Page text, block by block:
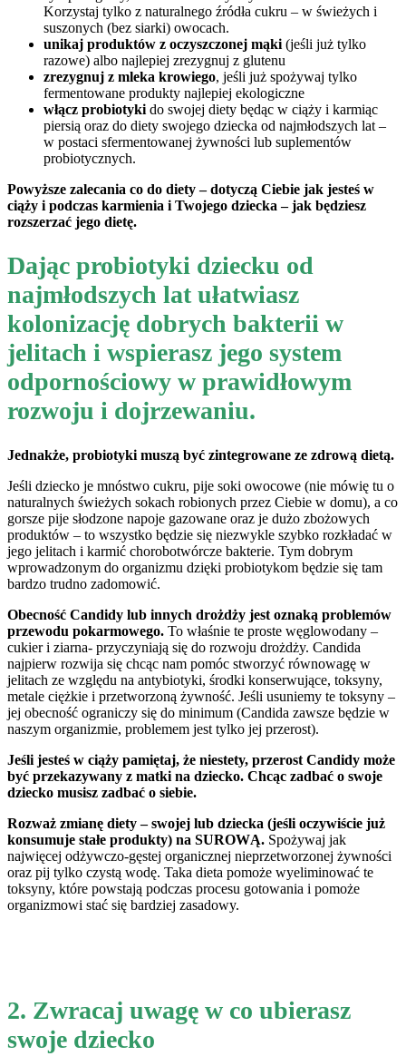
Korzystaj tylko z naturalnego źródła cukru – w świeżych i
suszonych (bez siarki) owocach.
unikaj produktów z oczyszczonej mąki (jeśli już tylko
razowe) albo najlepiej zrezygnuj z glutenu
zrezygnuj z mleka krowiego, jeśli już spożywaj tylko
fermentowane produkty najlepiej ekologiczne
włącz probiotyki do swojej diety będąc w ciąży i karmiąc
piersią oraz do diety swojego dziecka od najmłodszych lat –
w postaci sfermentowanej żywności lub suplementów
probiotycznych.
Powyższe zalecania co do diety – dotyczą Ciebie jak jesteś w
ciąży i podczas karmienia i Twojego dziecka – jak będziesz
rozszerzać jego dietę.
Dając probiotyki dziecku od
najmłodszych lat ułatwiasz
kolonizację dobrych bakterii w
jelitach i wspierasz jego system
odpornościowy w prawidłowym
rozwoju i dojrzewaniu.
Jednakże, probiotyki muszą być zintegrowane ze zdrową dietą.
Jeśli dziecko je mnóstwo cukru, pije soki owocowe (nie mówię tu o
naturalnych świeżych sokach robionych przez Ciebie w domu), a co
gorsze pije słodzone napoje gazowane oraz je dużo zbożowych
produktów – to wszystko będzie się niezwykle szybko rozkładać w
jego jelitach i karmić chorobotwórcze bakterie. Tym dobrym
wprowadzonym do organizmu dzięki probiotykom będzie się tam
bardzo trudno zadomowić.
Obecność Candidy lub innych drożdży jest oznaką problemów
przewodu pokarmowego. To właśnie te proste węglowodany –
cukier i ziarna- przyczyniają się do rozwoju drożdży. Candida
najpierw rozwija się chcąc nam pomóc stworzyć równowagę w
jelitach ze względu na antybiotyki, środki konserwujące, toksyny,
metale ciężkie i przetworzoną żywność. Jeśli usuniemy te toksyny –
jej obecność ograniczy się do minimum (Candida zawsze będzie w
naszym organizmie, problemem jest tylko jej przerost).
Jeśli jesteś w ciąży pamiętaj, że niestety, przerost Candidy może
być przekazywany z matki na dziecko. Chcąc zadbać o swoje
dziecko musisz zadbać o siebie.
Rozważ zmianę diety – swojej lub dziecka (jeśli oczywiście już
konsumuje stałe produkty) na SUROWĄ. Spożywaj jak
najwięcej odżywczo-gęstej organicznej nieprzetworzonej żywności
oraz pij tylko czystą wodę. Taka dieta pomoże wyeliminować te
toksyny, które powstają podczas procesu gotowania i pomoże
organizmowi stać się bardziej zasadowy.
2. Zwracaj uwagę w co ubierasz
swoje dziecko